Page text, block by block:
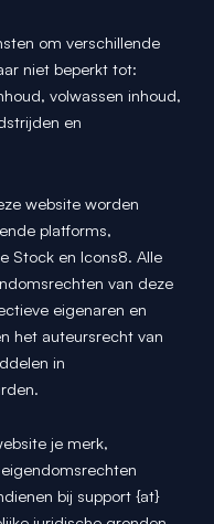
om verschillende
niet beperkt tot:
volwassen inhoud,
en
website worden
platforms,
Stock en Icons8. Alle
van deze
eigenaren en
het auteursrecht van
in
je merk,
bij support {at}